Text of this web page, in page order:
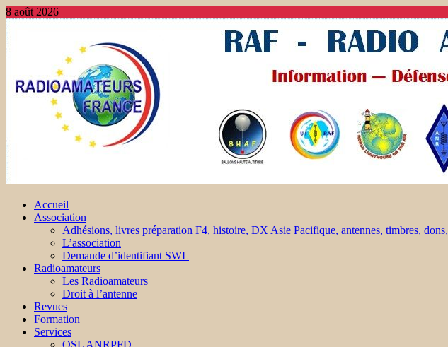
8 août 2026
Accueil
Association
Adhésions, livres préparation F4, histoire, DX Asie Pacifique, antennes, timbres, dons,
L’association
Demande d’identifiant SWL
Radioamateurs
Les Radioamateurs
Droit à l’antenne
Revues
Formation
Services
QSL ANRPFD